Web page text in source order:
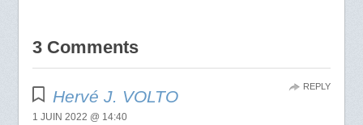
3 Comments
Hervé J. VOLTO
1 JUIN 2022 @ 14:40
REPLY